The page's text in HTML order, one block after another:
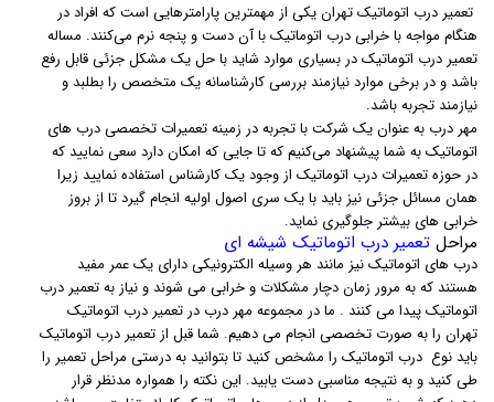
تعمیر درب اتوماتیک تهران یکی از مهمترین پارامترهایی است که افراد در
هنگام مواجه با خرابی درب اتوماتیک با آن دست و پنجه نرم می‌کنند. مساله
تعمیر درب اتوماتیک در بسیاری موارد شاید با حل یک مشکل جزئی قابل رفع
باشد و در برخی موارد نیازمند بررسی کارشناسانه یک متخصص را بطلبد و
نیازمند تجربه باشد.
مهر درب به عنوان یک شرکت با تجربه در زمینه تعمیرات تخصصی درب های
اتوماتیک به شما پیشنهاد می‌کنیم که تا جایی که امکان دارد سعی نمایید که
در حوزه تعمیرات درب اتوماتیک از وجود یک کارشناس استفاده نمایید زیرا
همان مسائل جزئی نیز باید با یک سری اصول اولیه انجام گیرد تا از بروز
خرابی های بیشتر جلوگیری نماید.
مراحل تعمیر درب اتوماتیک شیشه ای
درب های اتوماتیک نیز مانند هر وسیله الکترونیکی دارای یک عمر مفید
هستند که به مرور زمان دچار مشکلات و خرابی می شوند و نیاز به تعمیر درب
اتوماتیک پیدا می کنند . ما در مجموعه مهر درب در تعمیر درب اتوماتیک
تهران را به صورت تخصصی انجام می دهیم. شما قبل از تعمیر درب اتوماتیک
باید نوع درب اتوماتیک را مشخص کنید تا بتوانید به درستی مراحل تعمیر را
طی کنید و به نتیجه مناسبی دست یابید. این نکته را همواره مدنظر قرار